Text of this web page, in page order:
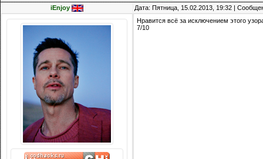
iEnjoy Дата: Пятница, 15.02.2013, 19:32 |
Нравится всё за исключением этого
7/10